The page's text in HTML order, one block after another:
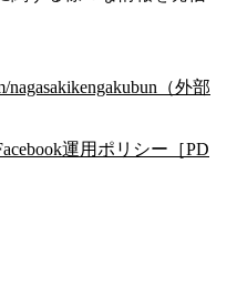
nagasakikengakubun（外部
運用ポリシー［PD